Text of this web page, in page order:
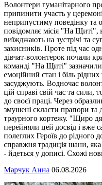
Волонтери гуманітарного
припинити участь у
неприпустиму поведінку та
повідомляє місія "На
виїжджають на зустрічі та
захисників. Проте під час
дівчат-волонтерок почали
команді "На Щиті"
емоційний стан і біль
засуджують. Водночас
цій справі свій час та сили,
до своєї праці. Через
змушені скласти прапори та
траурного кортежу. "Щиро
перейняли цей досвід і вже
полеглих Героїв до рідного
справжня традиція шани,
- йдеться у дописі. Схожі
Марчук Анна 06.08.2026